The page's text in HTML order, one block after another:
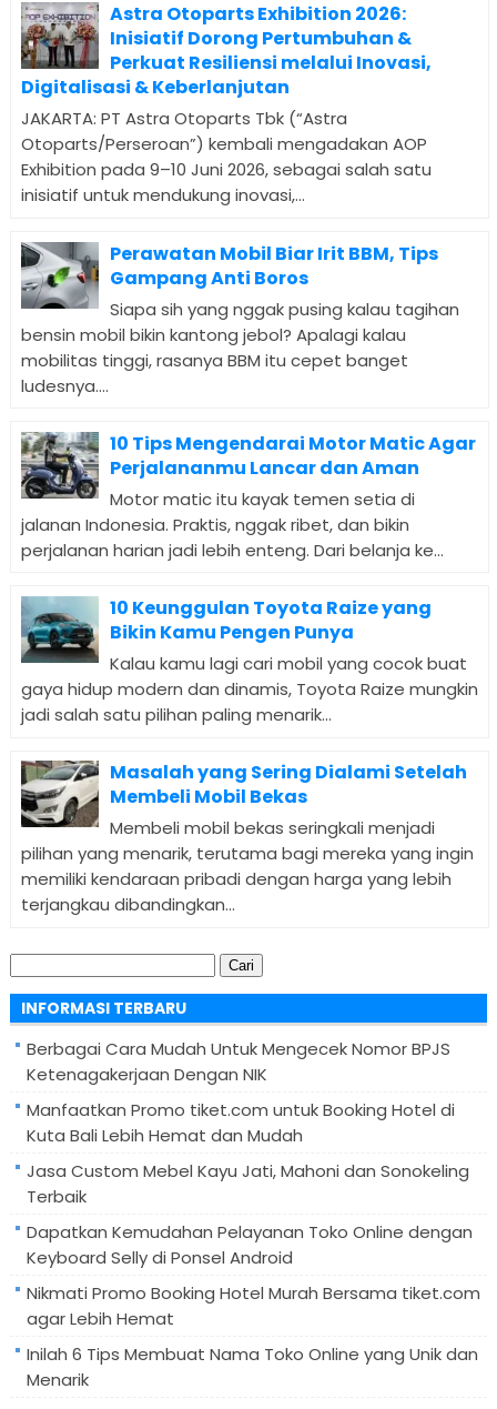
Astra Otoparts Exhibition 2026:
Inisiatif Dorong Pertumbuhan &
Perkuat Resiliensi melalui Inovasi,
Digitalisasi & Keberlanjutan
JAKARTA: PT Astra Otoparts Tbk (“Astra
Otoparts/Perseroan”) kembali mengadakan AOP
Exhibition pada 9–10 Juni 2026, sebagai salah satu
inisiatif untuk mendukung inovasi,...
Perawatan Mobil Biar Irit BBM, Tips
Gampang Anti Boros
Siapa sih yang nggak pusing kalau tagihan
bensin mobil bikin kantong jebol? Apalagi kalau
mobilitas tinggi, rasanya BBM itu cepet banget
ludesnya....
10 Tips Mengendarai Motor Matic Agar
Perjalananmu Lancar dan Aman
Motor matic itu kayak temen setia di
jalanan Indonesia. Praktis, nggak ribet, dan bikin
perjalanan harian jadi lebih enteng. Dari belanja ke...
10 Keunggulan Toyota Raize yang
Bikin Kamu Pengen Punya
Kalau kamu lagi cari mobil yang cocok buat
gaya hidup modern dan dinamis, Toyota Raize mungkin
jadi salah satu pilihan paling menarik...
Masalah yang Sering Dialami Setelah
Membeli Mobil Bekas
Membeli mobil bekas seringkali menjadi
pilihan yang menarik, terutama bagi mereka yang ingin
memiliki kendaraan pribadi dengan harga yang lebih
terjangkau dibandingkan...
Cari
untuk:
INFORMASI TERBARU
Berbagai Cara Mudah Untuk Mengecek Nomor BPJS
Ketenagakerjaan Dengan NIK
Manfaatkan Promo tiket.com untuk Booking Hotel di
Kuta Bali Lebih Hemat dan Mudah
Jasa Custom Mebel Kayu Jati, Mahoni dan Sonokeling
Terbaik
Dapatkan Kemudahan Pelayanan Toko Online dengan
Keyboard Selly di Ponsel Android
Nikmati Promo Booking Hotel Murah Bersama tiket.com
agar Lebih Hemat
Inilah 6 Tips Membuat Nama Toko Online yang Unik dan
Menarik